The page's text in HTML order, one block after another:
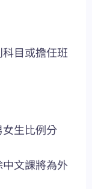
目或擔任班
生比例分
文課將為外